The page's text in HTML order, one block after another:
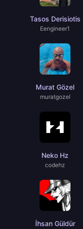
Tasos Derisiotis
Eengineer1
Murat Gözel
muratgozel
Neko Hz
codehz
İhsan Güldür